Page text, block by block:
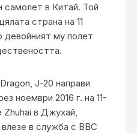
самолет в Китай. Той
страна на 11
девойният му полет
J-20 направи
ноември 2016 г. на 11-
в Джухай,
влезе в служба с ВВС